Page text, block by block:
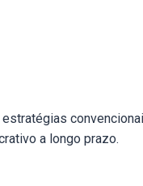
a longo prazo.